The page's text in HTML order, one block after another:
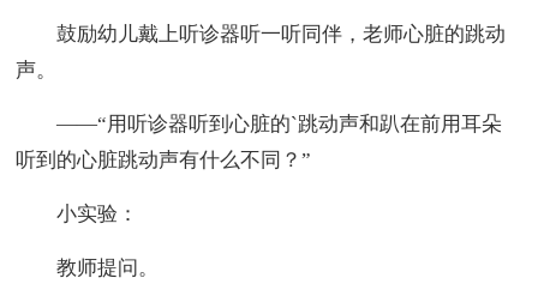
鼓励幼儿戴上听诊器听一听同伴，老师心脏的跳动
声。
——“用听诊器听到心脏的`跳动声和趴在前用耳朵
听到的心脏跳动声有什么不同？”
小实验：
教师提问。